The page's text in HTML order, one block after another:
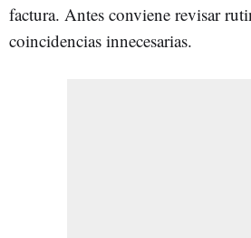
factura. Antes conviene revisar
coincidencias innecesarias.